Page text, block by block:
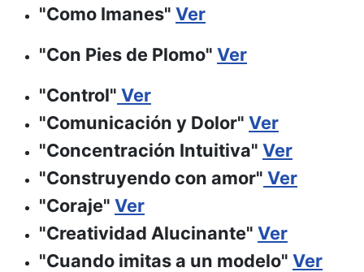
"Como Imanes" Ver
"Con Pies de Plomo" Ver
"Control" Ver
"Comunicación y Dolor" Ver
"Concentración Intuitiva" Ver
"Construyendo con amor" Ver
"Coraje" Ver
"Creatividad Alucinante" Ver
"Cuando imitas a un modelo" Ver